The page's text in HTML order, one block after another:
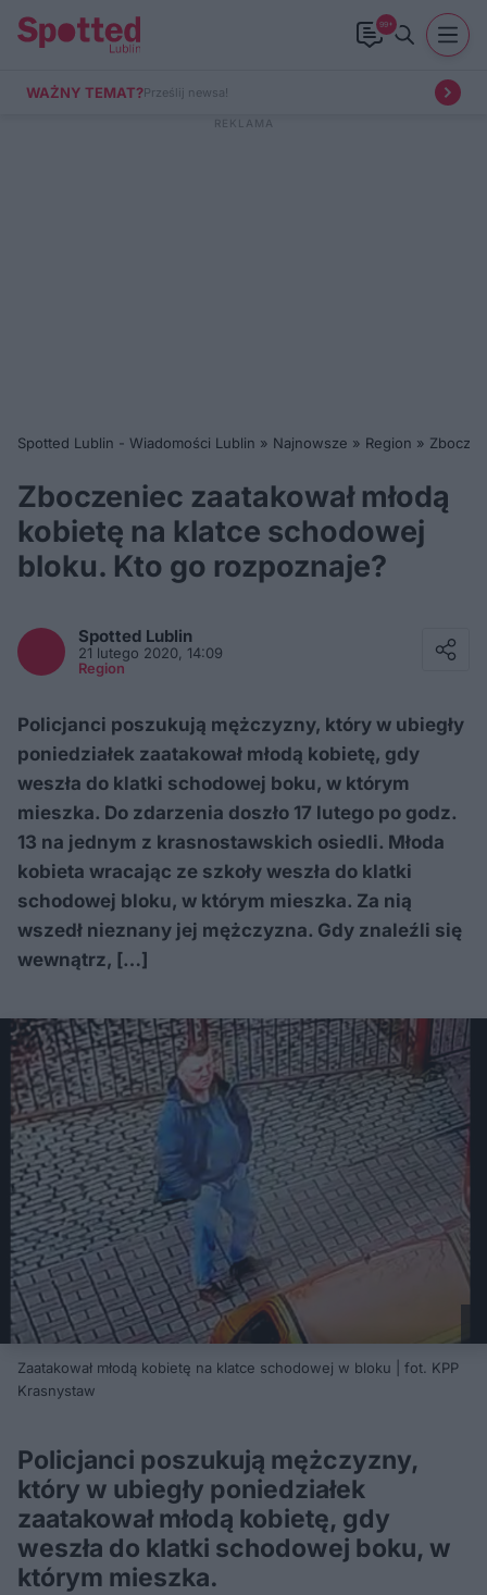
99+
WAŻNY TEMAT?Prześlij newsa!
Spotted Lublin - Wiadomości Lublin » Najnowsze » Region »
Zboczeniec zaatakował młodą
kobietę na klatce schodowej
bloku. Kto go rozpoznaje?
Spotted Lublin
21 lutego 2020, 14:09
Region
Policjanci poszukują mężczyzny, który w ubiegły
poniedziałek zaatakował młodą kobietę, gdy
weszła do klatki schodowej boku, w którym
mieszka. Do zdarzenia doszło 17 lutego po godz.
13 na jednym z krasnostawskich osiedli. Młoda
kobieta wracając ze szkoły weszła do klatki
schodowej bloku, w którym mieszka. Za nią
wszedł nieznany jej mężczyzna. Gdy znaleźli się
wewnątrz, […]
Zaatakował młodą kobietę na klatce schodowej w bloku | fot. KPP
Krasnystaw
Policjanci poszukują mężczyzny,
który w ubiegły poniedziałek
zaatakował młodą kobietę, gdy
weszła do klatki schodowej boku, w
którym mieszka.